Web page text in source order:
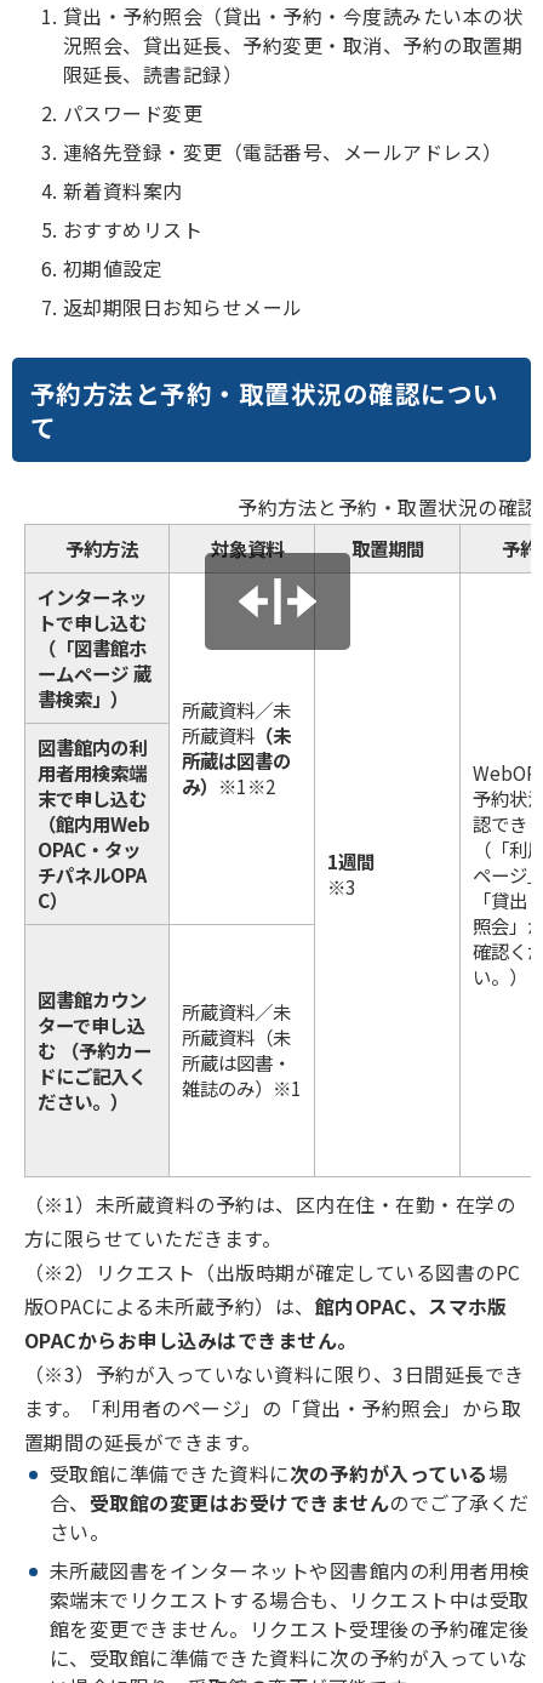
貸出・予約照会（貸出・予約・今度読みたい本の状
況照会、貸出延長、予約変更・取消、予約の取置期
限延長、読書記録）
パスワード変更
連絡先登録・変更（電話番号、メールアドレス）
新着資料案内
おすすめリスト
初期値設定
返却期限日お知らせメール
予約方法と予約・取置状況の確認につい
て
予約方法と予約・取置状況の確認
予約方法 対象資料 取置期間
予
インターネッ
トで申し込む
（「図書館ホ
ームページ 蔵
書検索」）
所蔵資料／未
所蔵資料（未
所蔵は図書の
み） ※1※2
1週間
※3
予約状
認でき
（「利
ページ
「貸出
照会」
確認く
い。）
図書館内の利
用者用検索端
末で申し込む
（館内用Web
OPAC・タッ
チパネルOPA
C）
図書館カウン
ターで申し込
む （予約カー
ドにご記入く
ださい。）
所蔵資料／未
所蔵資料（未
所蔵は図書・
雑誌のみ）※1
（※1）未所蔵資料の予約は、区内在住・在勤・在学の
方に限らせていただきます。
（※2）リクエスト（出版時期が確定している図書のPC
版OPACによる未所蔵予約）は、 館内OPAC、スマホ版
OPACからお申し込みはできません。
（※3）予約が入っていない資料に限り、3日間延長でき
ます。「利用者のページ」の「貸出・予約照会」から取
置期間の延長ができます。
受取館に準備できた資料に次の予約が入っている場
合、 受取館の変更はお受けできませんのでご了承くだ
さい。
未所蔵図書をインターネットや図書館内の利用者用検
索端末でリクエストする場合も、リクエスト中は受取
館を変更できません。リクエスト受理後の予約確定後
に、受取館に準備できた資料に次の予約が入っていな